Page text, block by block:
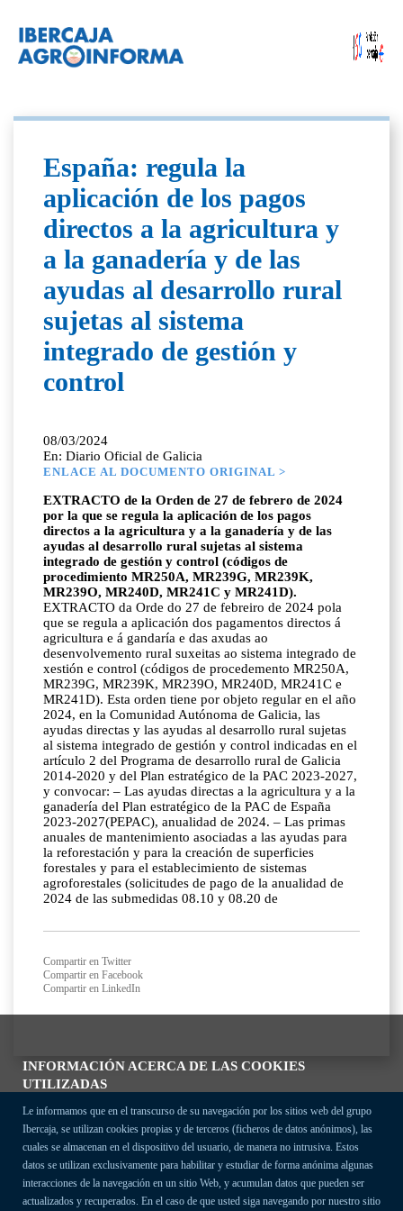
INFORMACIÓN ACERCA DE LAS COOKIES
UTILIZADAS
Le informamos que en el transcurso de su navegación por los sitios web del grupo
Ibercaja, se utilizan cookies propias y de terceros (ficheros de datos anónimos), las
cuales se almacenan en el dispositivo del usuario, de manera no intrusiva. Estos
datos se utilizan exclusivamente para habilitar y estudiar de forma anónima algunas
interacciones de la navegación en un sitio Web, y acumulan datos que pueden ser
actualizados y recuperados. En el caso de que usted siga navegando por nuestro sitio
España: regula la
aplicación de los pagos
directos a la agricultura y
a la ganadería y de las
ayudas al desarrollo rural
sujetas al sistema
integrado de gestión y
control
08/03/2024
En: Diario Oficial de Galicia
ENLACE AL DOCUMENTO ORIGINAL >
EXTRACTO de la Orden de 27 de febrero de 2024
por la que se regula la aplicación de los pagos
directos a la agricultura y a la ganadería y de las
ayudas al desarrollo rural sujetas al sistema
integrado de gestión y control (códigos de
procedimiento MR250A, MR239G, MR239K,
MR239O, MR240D, MR241C y MR241D).
EXTRACTO da Orde do 27 de febreiro de 2024 pola
que se regula a aplicación dos pagamentos directos á
agricultura e á gandaría e das axudas ao
desenvolvemento rural suxeitas ao sistema integrado de
xestión e control (códigos de procedemento MR250A,
MR239G, MR239K, MR239O, MR240D, MR241C e
MR241D). Esta orden tiene por objeto regular en el año
2024, en la Comunidad Autónoma de Galicia, las
ayudas directas y las ayudas al desarrollo rural sujetas
al sistema integrado de gestión y control indicadas en el
artículo 2 del Programa de desarrollo rural de Galicia
2014-2020 y del Plan estratégico de la PAC 2023-2027,
y convocar: – Las ayudas directas a la agricultura y a la
ganadería del Plan estratégico de la PAC de España
2023-2027(PEPAC), anualidad de 2024. – Las primas
anuales de mantenimiento asociadas a las ayudas para
la reforestación y para la creación de superficies
forestales y para el establecimiento de sistemas
agroforestales (solicitudes de pago de la anualidad de
2024 de las submedidas 08.10 y 08.20 de
Compartir en Twitter
Compartir en Facebook
Compartir en LinkedIn